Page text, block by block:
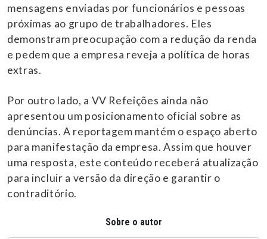
mensagens enviadas por funcionários e pessoas
próximas ao grupo de trabalhadores. Eles
demonstram preocupação com a redução da renda
e pedem que a empresa reveja a política de horas
extras.
Por outro lado, a VV Refeições ainda não
apresentou um posicionamento oficial sobre as
denúncias. A reportagem mantém o espaço aberto
para manifestação da empresa. Assim que houver
uma resposta, este conteúdo receberá atualização
para incluir a versão da direção e garantir o
contraditório.
Sobre o autor